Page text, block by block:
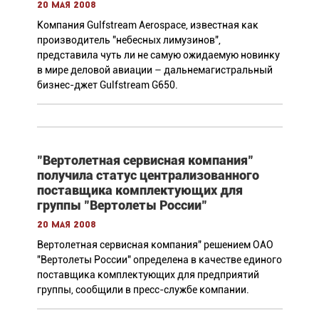
20 мая 2008
Компания Gulfstream Aerospace, известная как
производитель "небесных лимузинов",
представила чуть ли не самую ожидаемую новинку
в мире деловой авиации – дальнемагистральный
бизнес-джет Gulfstream G650.
"Вертолетная сервисная компания"
получила статус централизованного
поставщика комплектующих для
группы "Вертолеты России"
20 мая 2008
Вертолетная сервисная компания" решением ОАО
"Вертолеты России" определена в качестве единого
поставщика комплектующих для предприятий
группы, сообщили в пресс-службе компании.